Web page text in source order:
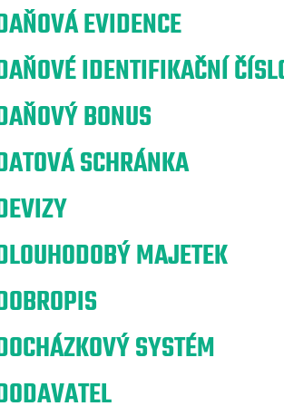
EVIDENCE
IDENTIFIKAČNÍ
BONUS
SCHRÁNKA
MAJETEK
SYSTÉM